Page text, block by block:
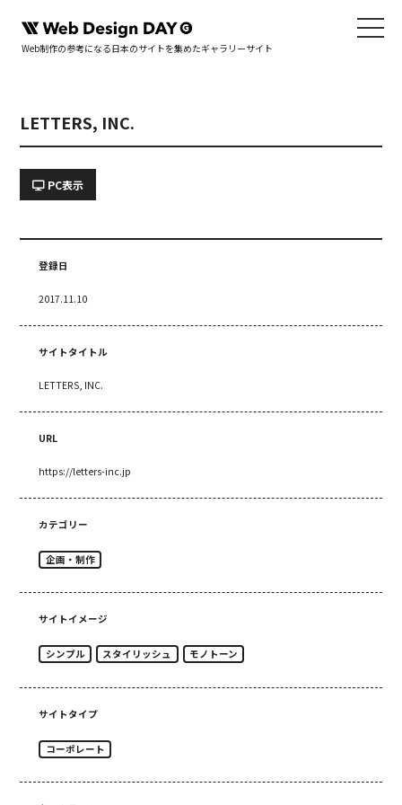
Web制作の参考になる日本のサイトを集めたギャラリーサイト
LETTERS, INC.
PC表示
登録日
2017.11.10
サイトタイトル
LETTERS, INC.
URL
https://letters-inc.jp
カテゴリー
企画・制作
サイトイメージ
シンプル スタイリッシュ モノトーン
サイトタイプ
コーポレート